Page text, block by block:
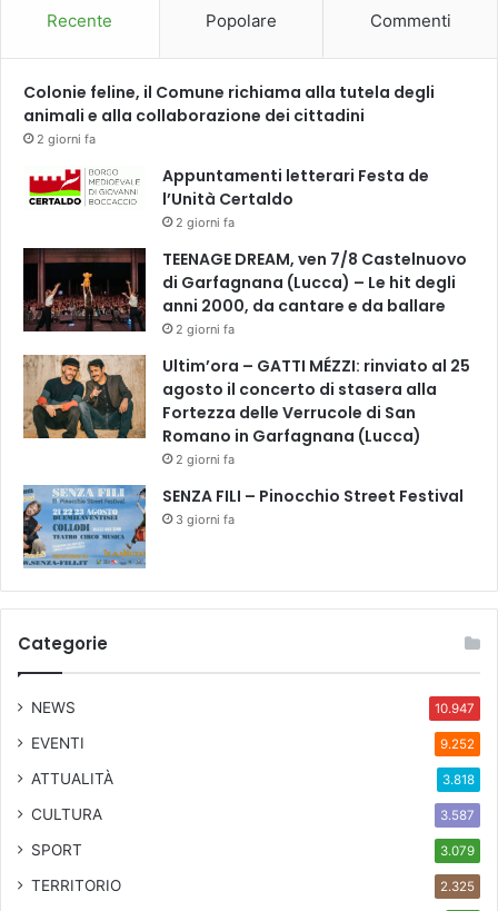
Recente Popolare Commenti
Colonie feline, il Comune richiama alla tutela degli
animali e alla collaborazione dei cittadini
2 giorni fa
Appuntamenti letterari Festa de
l’Unità Certaldo
2 giorni fa
TEENAGE DREAM, ven 7/8 Castelnuovo
di Garfagnana (Lucca) – Le hit degli
anni 2000, da cantare e da ballare
2 giorni fa
Ultim’ora – GATTI MÉZZI: rinviato al 25
agosto il concerto di stasera alla
Fortezza delle Verrucole di San
Romano in Garfagnana (Lucca)
2 giorni fa
SENZA FILI – Pinocchio Street Festival
3 giorni fa
Categorie
NEWS 10.947
EVENTI 9.252
ATTUALITÀ 3.818
CULTURA 3.587
SPORT 3.079
TERRITORIO 2.325